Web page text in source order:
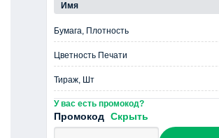
Имя
Бумага, Плотность
Цветность Печати
Тираж, Шт
У вас есть промокод?
Промокод Скрыть